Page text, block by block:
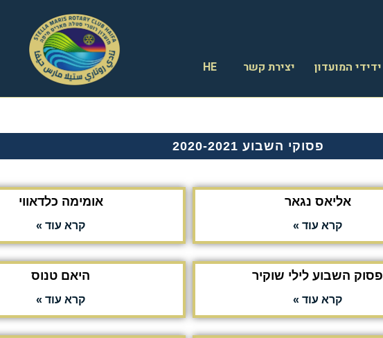
ידידי המועדון יצירת קשר HE
פסוקי השבוע 2020-2021
אליאס נגאר
קרא עוד »
אומימה כלדאווי
קרא עוד »
פסוק השבוע לילי שוקיר
קרא עוד »
היאם טנוס
קרא עוד »